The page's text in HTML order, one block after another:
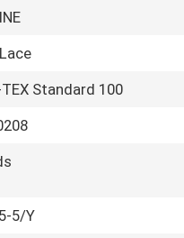
TEX Standard 100
5/Y